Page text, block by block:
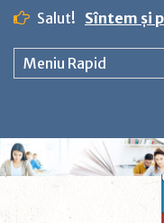
Salut! Sîntem și
Meniu Rapid